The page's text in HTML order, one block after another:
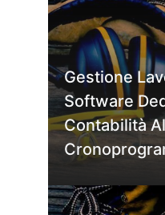
Gestione
Software
Contabilità Al